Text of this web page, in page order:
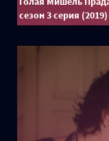
сезон 3 серия (2019)